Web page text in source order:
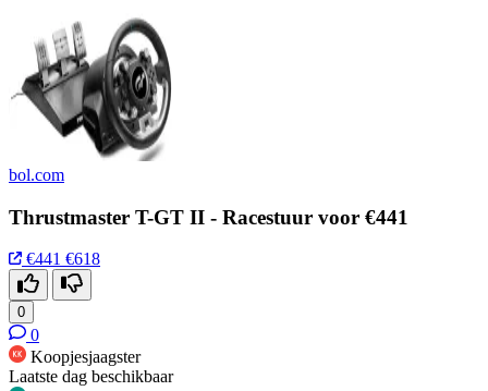
bol.com
Thrustmaster T-GT II - Racestuur voor €441
€441 €618
0
0
Koopjesjaagster
Laatste dag beschikbaar